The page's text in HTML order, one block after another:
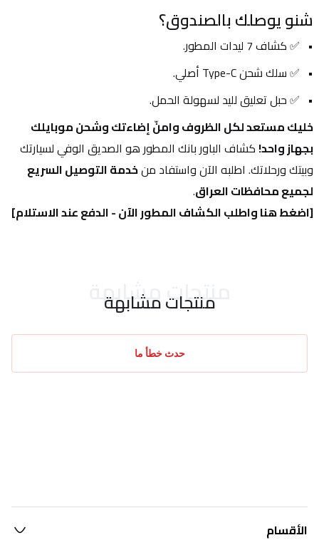
شنو يوصلك بالصندوق؟
✅ كشاف 7 ليدات المطور.
✅ سلك شحن Type-C أصلي.
✅ حبل تعليق لليد لسهولة الحمل.
بجهاز واحد!
وبيتك ورحلاتك. اطلبه الآن واستفاد من
لجميع محافظات العراق.
[اضغط هنا واطلب الكشاف المطور الآن - الدفع عند الاستلام]
منتجات مشابهة
منتجات مشابهة
حدث خطأ ما
الأقسام